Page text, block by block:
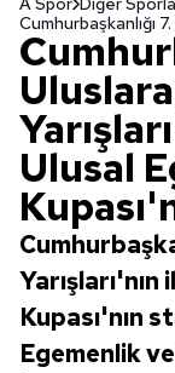
Ulusal
Kupası'nın
Egemenlik